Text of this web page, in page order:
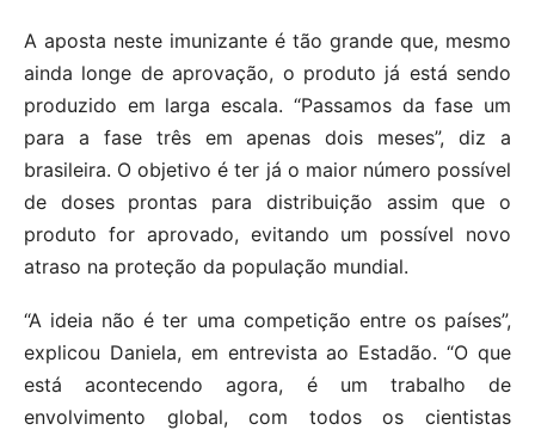
A aposta neste imunizante é tão grande que, mesmo
ainda longe de aprovação, o produto já está sendo
produzido em larga escala. “Passamos da fase um
para a fase três em apenas dois meses”, diz a
brasileira. O objetivo é ter já o maior número possível
de doses prontas para distribuição assim que o
produto for aprovado, evitando um possível novo
atraso na proteção da população mundial.
“A ideia não é ter uma competição entre os países”,
explicou Daniela, em entrevista ao Estadão. “O que
está acontecendo agora, é um trabalho de
envolvimento global, com todos os cientistas